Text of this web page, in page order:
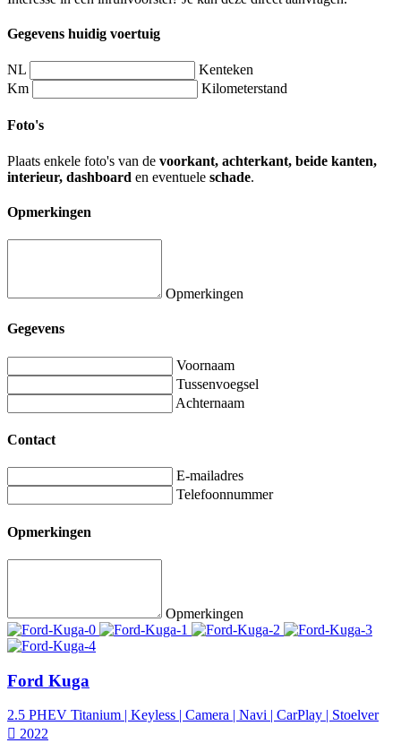
Gegevens huidig voertuig
NL
Kenteken
Km
Kilometerstand
Foto's
Plaats enkele foto's van de voorkant, achterkant, beide kanten,
interieur, dashboard en eventuele schade.
Opmerkingen
Opmerkingen
Gegevens
Voornaam
Tussenvoegsel
Achternaam
Contact
E-mailadres
Telefoonnummer
Opmerkingen
Opmerkingen
Ford Kuga
2.5 PHEV Titanium | Keyless | Camera | Navi | CarPlay | Stoelver
2022